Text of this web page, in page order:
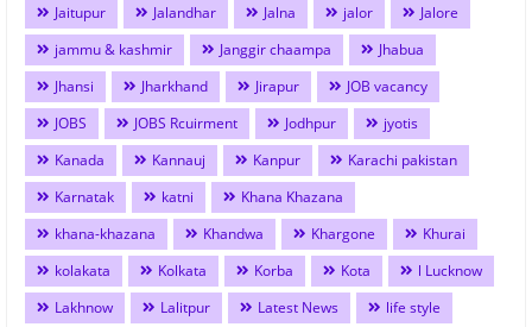
Jaitupur
Jalandhar Jalna jalor
Jalore
jammu & kashmir
Janggir chaampa
Jhabua
Jhansi
Jharkhand Jirapur
JOB vacancy
JOBS
JOBS Rcuirment Jodhpur
jyotis
Kanada
Kannauj Kanpur
Karachi pakistan
Karnatak
katni
Khana Khazana
khana-khazana
Khandwa Khargone
Khurai
kolakata
Kolkata Korba Kota
l Lucknow
Lakhnow
Lalitpur Latest News
life style